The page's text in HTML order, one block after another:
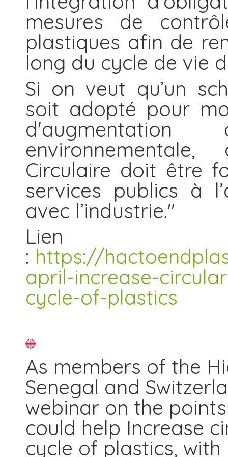
mesures de
plastiques afin de
long du cycle de vie
Si on veut qu’un
soit adopté pour
Circulaire doit être
services publics à
avec l’industrie."
Lien
: https://
april-increase-
cycle-of-plastics
As members of the
Senegal and
webinar on the
could help Increase
cycle of plastics,